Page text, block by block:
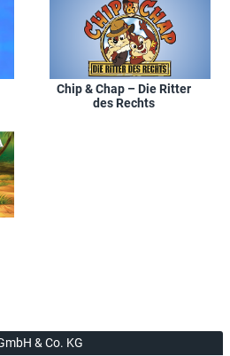
Chip & Chap – Die Ritter
des Rechts
& Co. KG